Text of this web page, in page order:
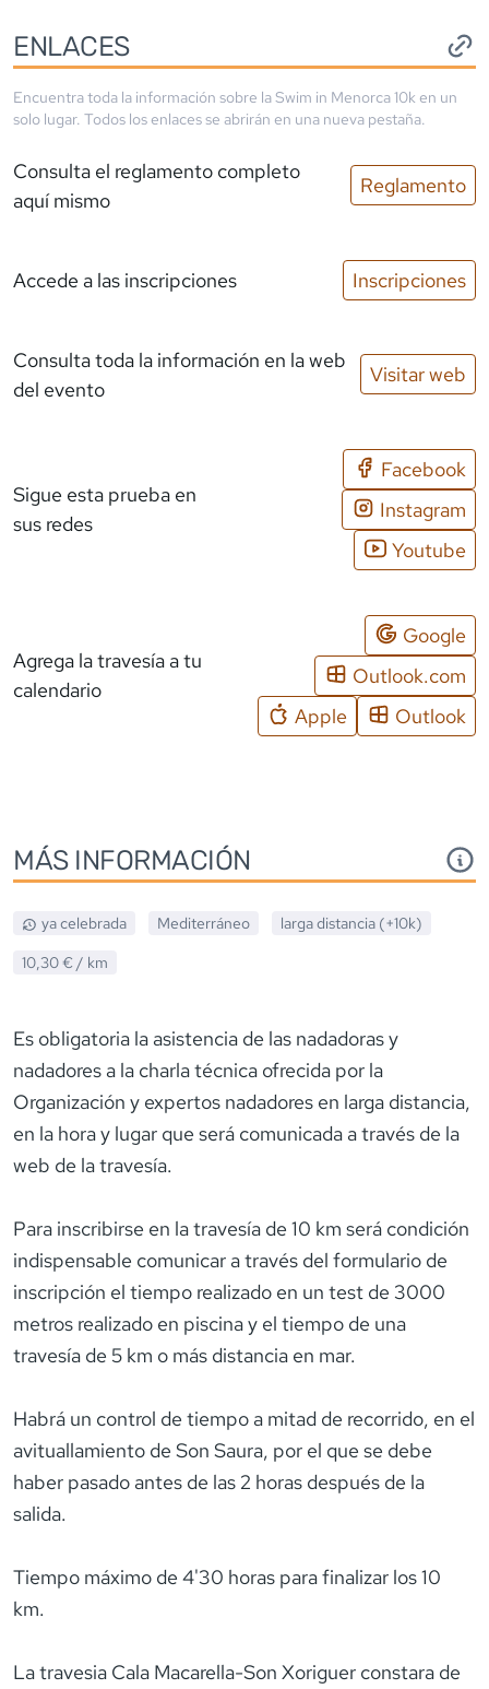
ENLACES
Encuentra toda la información sobre laSwim in Menorca 10k en un
solo lugar. Todos los enlaces se abrirán en una nueva pestaña.
Consulta el reglamento completo
aquí mismo
Reglamento
Accede a las inscripciones Inscripciones
Consulta toda la información en la web
del evento
Visitar web
Sigue esta prueba en
sus redes
Facebook
Instagram
Youtube
Agrega la travesía a tu
calendario
Google
Outlook.com
Apple
Outlook
MÁS INFORMACIÓN
ya celebrada Mediterráneo
larga distancia (+10k)
10,30 € / km
Es obligatoria la asistencia de las nadadoras y
nadadores a la charla técnica ofrecida por la
Organización y expertos nadadores en larga distancia,
en la hora y lugar que será comunicada a través de la
web de la travesía.
Para inscribirse en la travesía de 10 km será condición
indispensable comunicar a través del formulario de
inscripción el tiempo realizado en un test de 3000
metros realizado en piscina y el tiempo de una
travesía de 5 km o más distancia en mar.
Habrá un control de tiempo a mitad de recorrido, en el
avituallamiento de Son Saura, por el que se debe
haber pasado antes de las 2 horas después de la
salida.
Tiempo máximo de 4'30 horas para finalizar los 10
km.
La travesia Cala Macarella-Son Xoriguer constara de